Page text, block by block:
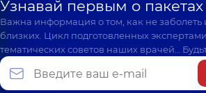
Узнавай первым о пакетах
Важна информация о том, как не заболеть
близких. Цикл подготовленных
тематических советов наших врачей…